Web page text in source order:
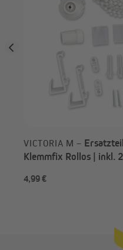
VICTORIA M –
Klemmfix Rollos | inkl.
4,99 €